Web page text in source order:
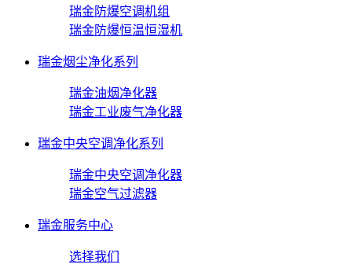
瑞金防爆空调机组
瑞金防爆恒温恒湿机
瑞金烟尘净化系列
瑞金油烟净化器
瑞金工业废气净化器
瑞金中央空调净化系列
瑞金中央空调净化器
瑞金空气过滤器
瑞金服务中心
选择我们